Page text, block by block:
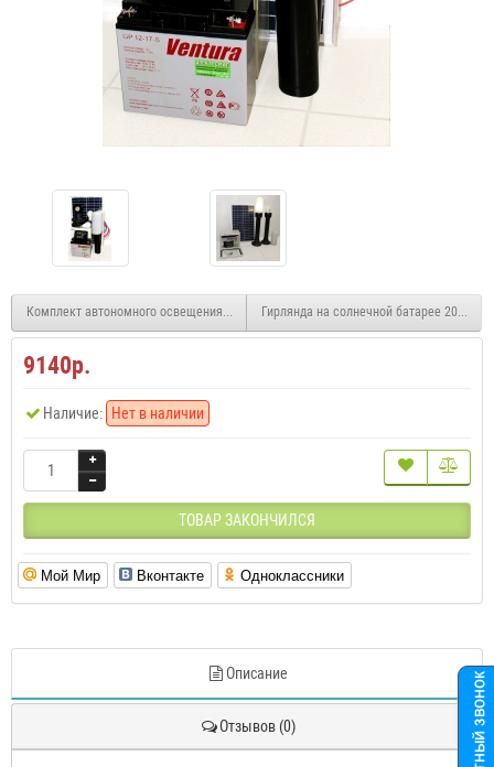
Комплект автономного освещения 100 Вт для бытовокГирлянда на солнечной батарее 200LED,
9140р.
Наличие: Нет в наличии
ТОВАР ЗАКОНЧИЛСЯ
Мой Мир Вконтакте Одноклассники
Описание
Отзывов (0)